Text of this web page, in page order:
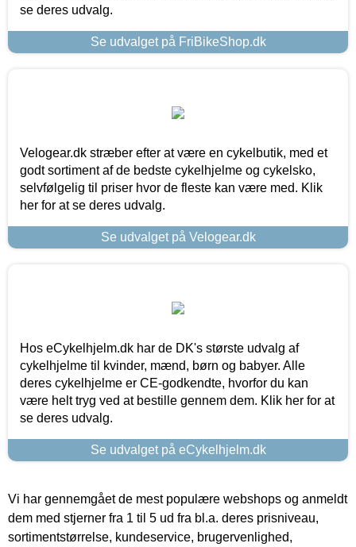
se deres udvalg.
Se udvalget på FriBikeShop.dk
Velogear.dk stræber efter at være en cykelbutik, med et
godt sortiment af de bedste cykelhjelme og cykelsko,
selvfølgelig til priser hvor de fleste kan være med. Klik
her for at se deres udvalg.
Se udvalget på Velogear.dk
Hos eCykelhjelm.dk har de DK's største udvalg af
cykelhjelme til kvinder, mænd, børn og babyer. Alle
deres cykelhjelme er CE-godkendte, hvorfor du kan
være helt tryg ved at bestille gennem dem. Klik her for at
se deres udvalg.
Se udvalget på eCykelhjelm.dk
Vi har gennemgået de mest populære webshops og anmeldt
dem med stjerner fra 1 til 5 ud fra bl.a. deres prisniveau,
sortimentstørrelse, kundeservice, brugervenlighed,